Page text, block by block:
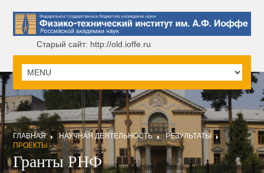
Старый сайт: http://old.ioffe.ru
ГЛАВНАЯ НАУЧНАЯ ДЕЯТЕЛЬНОСТЬ
РЕЗУЛЬТАТЫ
ПРОЕКТЫ
Гранты РНФ